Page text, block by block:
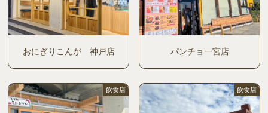
おにぎりこんが 神戸店 パンチョ一宮店
飲食店 飲食店